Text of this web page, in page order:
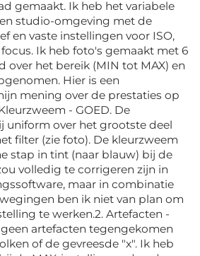
gemaakt. Ik heb het variabele
studio-omgeving met de
en vaste instellingen voor ISO,
Ik heb foto's gemaakt met 6
over het bereik (MIN tot MAX) en
Hier is een
mening over de prestaties op
- GOED. De
uniform over het grootste deel
filter (zie foto). De kleurzweem
stap in tint (naar blauw) bij de
volledig te corrigeren zijn in
maar in combinatie
ben ik niet van plan om
te werken.2. Artefacten -
geen artefacten tegengekomen
of de gevreesde "x". Ik heb